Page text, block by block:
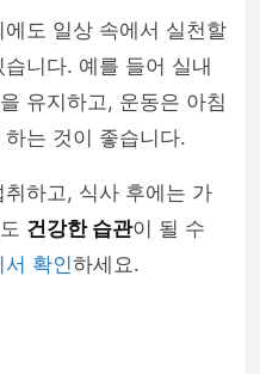
도 일상 속에서 실천할
니다. 예를 들어 실내
유지하고, 운동은 아침
는 것이 좋습니다.
하고, 식사 후에는 가
건강한 습관이 될 수
확인하세요.